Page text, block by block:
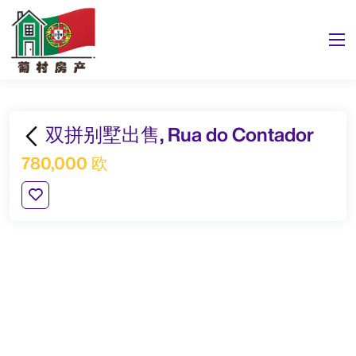
双拼别墅出售, Rua do Contador
780,000 欧